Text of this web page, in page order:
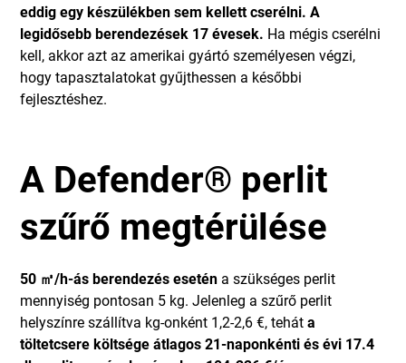
eddig egy készülékben sem kellett cserélni. A
legidősebb berendezések 17 évesek. Ha mégis cserélni
kell, akkor azt az amerikai gyártó személyesen végzi,
hogy tapasztalatokat gyűjthessen a későbbi
fejlesztéshez.
A Defender® perlit
szűrő megtérülése
50 ㎥/h-ás berendezés esetén a szükséges perlit
mennyiség pontosan 5 kg. Jelenleg a szűrő perlit
helyszínre szállítva kg-onként 1,2-2,6 €, teháta
töltetcsere költsége átlagos 21-naponkénti és évi 17.4